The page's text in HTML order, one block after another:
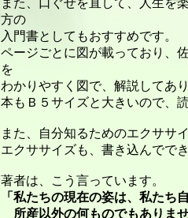
また、口ぐせを直して、人生を
方の
入門書としてもおすすめです。
ページごとに図が載っており、
を
わかりやすく図で、解説してあ
本もＢ５サイズと大きいので、
また、自分知るためのエクササ
エクササイズも、書き込んでで
著者は、こう言っています。
「私たちの現在の姿は、私たち
所産以外の何ものでもありま